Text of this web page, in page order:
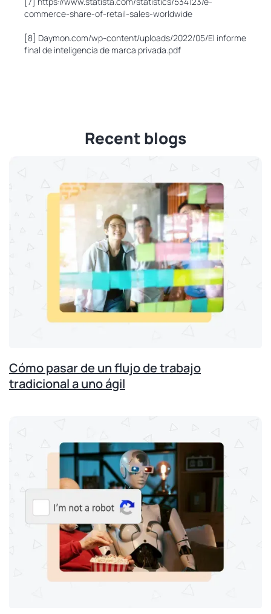
commerce-share-of-retail-sales-worldwide
[8] Daymon.com/wp-content/uploads/2022/05/El informe
final de inteligencia de marca privada.pdf
Recent blogs
Cómo pasar de un flujo de trabajo
tradicional a uno ágil